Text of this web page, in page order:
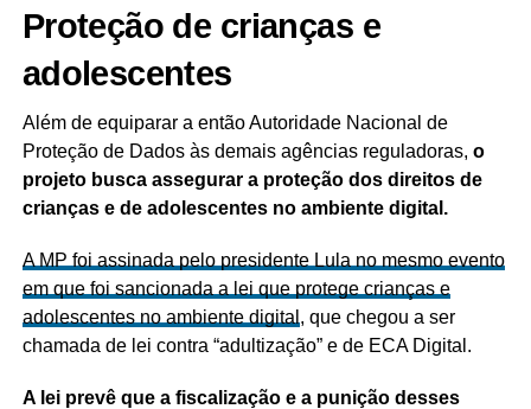
Proteção de crianças e
adolescentes
Além de equiparar a então Autoridade Nacional de
Proteção de Dados às demais agências reguladoras, o
projeto busca assegurar a proteção dos direitos de
crianças e de adolescentes no ambiente digital.
A MP foi assinada pelo presidente Lula no mesmo evento
em que foi sancionada a lei que protege crianças e
adolescentes no ambiente digital , que chegou a ser
chamada de lei contra “adultização” e de ECA Digital.
A lei prevê que a fiscalização e a punição desses